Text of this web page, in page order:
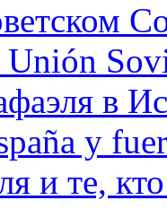
Unión
в
y
и те,